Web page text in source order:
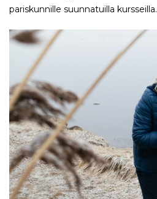
pariskunnille suunnatuilla kursseilla.